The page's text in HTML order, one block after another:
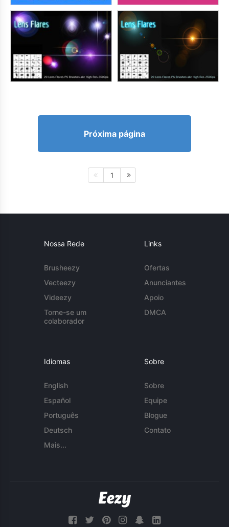
Próxima página
1
Nossa Rede
Brusheezy
Vecteezy
Videezy
Torne-se um
colaborador
Links
Ofertas
Anunciantes
Apoio
DMCA
Idiomas
English
Español
Português
Deutsch
Mais...
Sobre
Sobre
Equipe
Blogue
Contato